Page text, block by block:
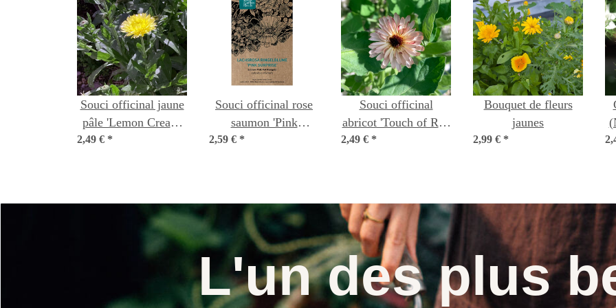
Souci officinal jaune
pâle 'Lemon Cream'
(Calendula
2,49 € *
Souci officinal rose
saumon 'Pink
Surprise' (Calendula
2,59 € *
Souci officinal
abricot 'Touch of Red
Buff' (Calendula
2,49 € *
Bouquet de fleurs
jaunes
2,99 € *
L'un des plus